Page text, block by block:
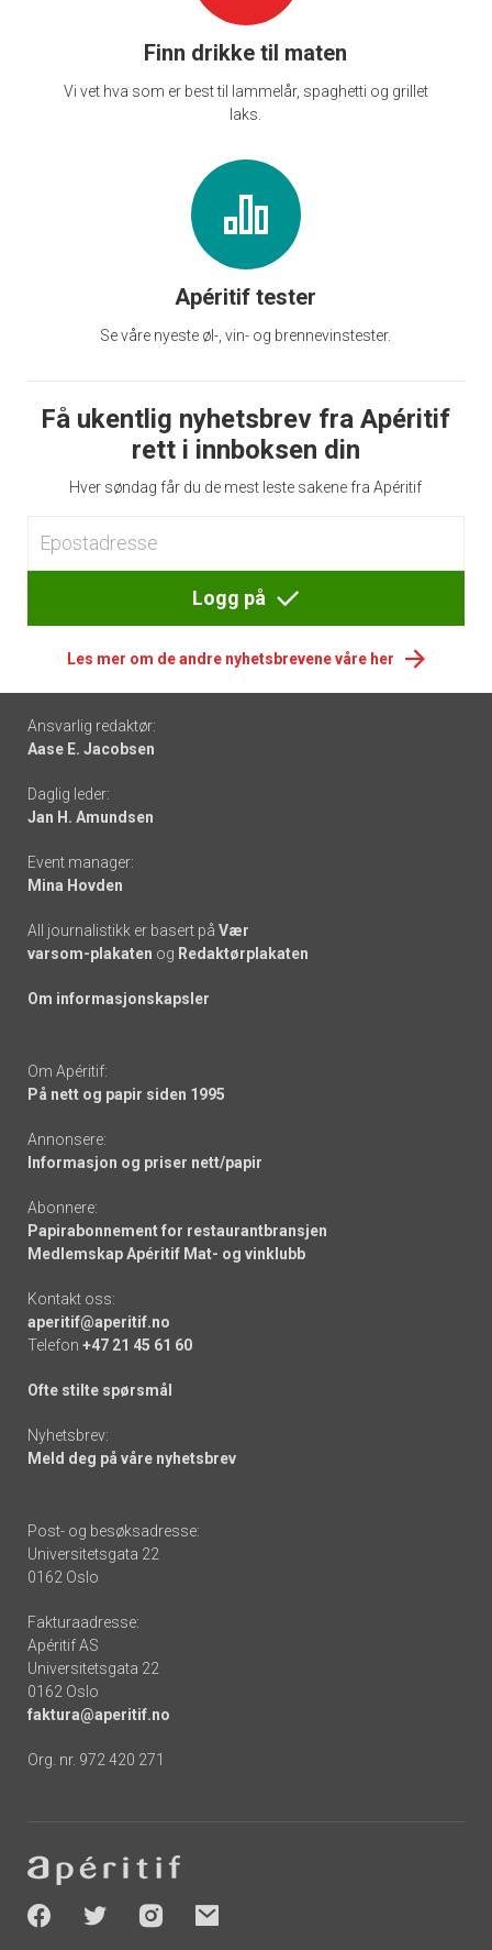
Finn drikke til maten
Vi vet hva som er best til lammelår, spaghetti og grillet
laks.
Apéritif tester
Se våre nyeste øl-, vin- og brennevinstester.
Få ukentlig nyhetsbrev fra Apéritif
rett i innboksen din
Hver søndag får du de mest leste sakene fra Apéritif
Logg på
Les mer om de andre nyhetsbrevene våre her
Footer
-
links
Ansvarlig redaktør:
Aase E. Jacobsen
Daglig leder:
Jan H. Amundsen
Event manager:
Mina Hovden
All journalistikk er basert på Vær
varsom-plakaten og Redaktørplakaten
Om informasjonskapsler
Om Apéritif:
På nett og papir siden 1995
Annonsere:
Informasjon og priser nett/papir
Abonnere:
Papirabonnement for restaurantbransjen
Medlemskap Apéritif Mat- og vinklubb
Kontakt oss:
aperitif@aperitif.no
Telefon +47 21 45 61 60
Ofte stilte spørsmål
Nyhetsbrev:
Meld deg på våre nyhetsbrev
Post- og besøksadresse:
Universitetsgata 22
0162 Oslo
Fakturaadresse:
Apéritif AS
Universitetsgata 22
0162 Oslo
faktura@aperitif.no
Org. nr. 972 420 271
-
socials